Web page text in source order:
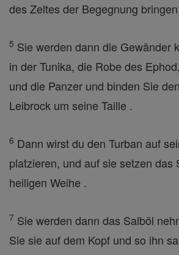
des Zeltes der Begegnung
5 Sie werden dann die Gewänder
in der Tunika, die Robe des
und die Panzer und binden Sie
Leibrock um seine Taille .
6 Dann wirst du den Turban auf
platzieren, und auf sie setzen das
heiligen Weihe .
7 Sie werden dann das Salböl
Sie sie auf dem Kopf und so ihn